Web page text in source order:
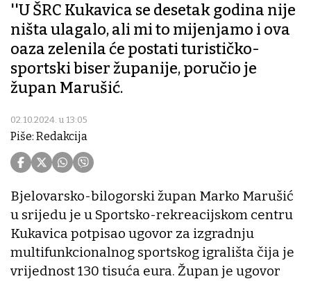
''U ŠRC Kukavica se desetak godina nije
ništa ulagalo, ali mi to mijenjamo i ova
oaza zelenila će postati turističko-
sportski biser županije, poručio je
župan Marušić.
02.10.2024. u 13:05
Piše: Redakcija
Bjelovarsko-bilogorski župan Marko Marušić
u srijedu je u Sportsko-rekreacijskom centru
Kukavica potpisao ugovor za izgradnju
multifunkcionalnog sportskog igrališta čija je
vrijednost 130 tisuća eura. Župan je ugovor